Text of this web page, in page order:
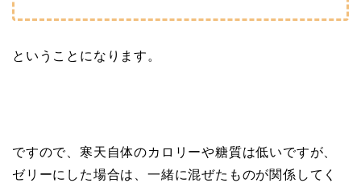
ということになります。
ですので、寒天自体のカロリーや糖質は低いですが、
ゼリーにした場合は、一緒に混ぜたものが関係してく